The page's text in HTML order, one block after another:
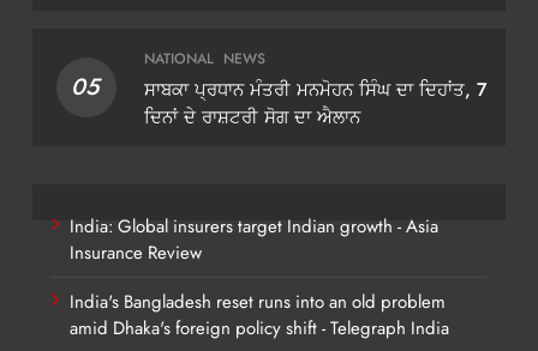
05
NATIONAL NEWS
ਸਾਬਕਾ ਪ੍ਰਧਾਨ ਮੰਤਰੀ ਮਨਮੋਹਨ ਸਿੰਘ ਦਾ ਦਿਹਾਂਤ, 7
ਦਿਨਾਂ ਦੇ ਰਾਸ਼ਟਰੀ ਸੋਗ ਦਾ ਐਲਾਨ
India: Global insurers target Indian growth - Asia
Insurance Review
India's Bangladesh reset runs into an old problem
amid Dhaka's foreign policy shift - Telegraph India